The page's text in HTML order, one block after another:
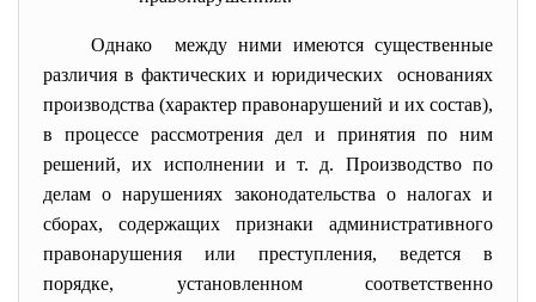
Однако между ними имеются существенные
различия в фактических и юридических основаниях
производства (характер правонарушений и их состав),
в процессе рассмотрения дел и принятия по ним
решений, их исполнении и т. д. Производство по
делам о нарушениях законодательства о налогах и
сборах, содержащих признаки административного
правонарушения или преступления, ведется в
порядке, установленном соответственно